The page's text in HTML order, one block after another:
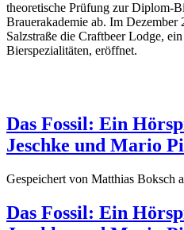
theoretische Prüfung zur Diplom-
Brauerakademie ab. Im Dezember
Salzstraße die Craftbeer Lodge,
Bierspezialitäten, eröffnet.
Das Fossil: Ein
Jeschke und Mario
Gespeichert von Matthias Boksch
Das Fossil: Ein